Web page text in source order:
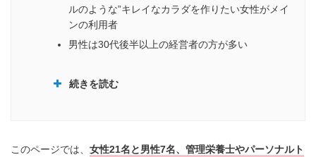
ルのような”キレイなカラダを作りたい女性がメイ
ンの利用者
男性は30代後半以上の経営者の方が多い
続きを読む
このページでは、 女性21名と男性7名、管理栄養士やパーソナルト